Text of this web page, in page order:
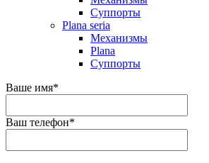
Суппорты
Plana seria
Механизмы
Plana
Суппорты
Ваше имя*
Ваш телефон*